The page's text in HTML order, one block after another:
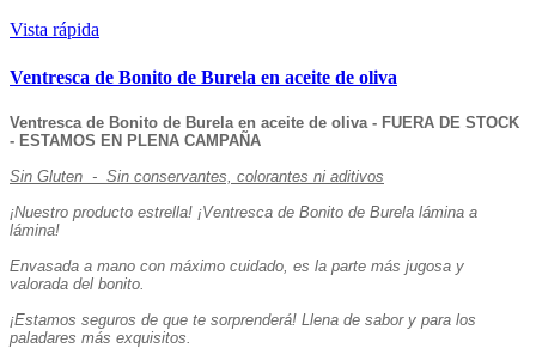
Vista rápida
Ventresca de Bonito de Burela en aceite de oliva
Ventresca de Bonito de Burela en aceite de oliva - FUERA DE STOCK
- ESTAMOS EN PLENA CAMPAÑA
Sin Gluten - Sin conservantes, colorantes ni aditivos
¡Nuestro producto estrella! ¡Ventresca de Bonito de Burela lámina a
lámina!
Envasada a mano con máximo cuidado, es la parte más jugosa y
valorada del bonito.
¡Estamos seguros de que te sorprenderá! Llena de sabor y para los
paladares más exquisitos.